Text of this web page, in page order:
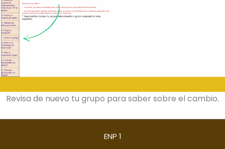
Revisa de nuevo tu grupo para saber sobre el cambio.
ENP 1